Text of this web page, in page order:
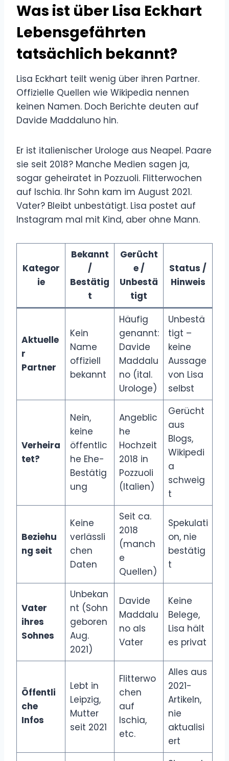
Was ist über Lisa Eckhart
Lebensgefährten
tatsächlich bekannt?
Lisa Eckhart teilt wenig über ihren Partner.
Offizielle Quellen wie Wikipedia nennen
keinen Namen. Doch Berichte deuten auf
Davide Maddaluno hin.
Er ist italienischer Urologe aus Neapel. Paare
sie seit 2018? Manche Medien sagen ja,
sogar geheiratet in Pozzuoli. Flitterwochen
auf Ischia. Ihr Sohn kam im August 2021.
Vater? Bleibt unbestätigt. Lisa postet auf
Instagram mal mit Kind, aber ohne Mann.
Kategor
ie
Bekannt
/
Bestätig
t
Gerücht
e /
Unbestä
tigt
Status /
Hinweis
Aktuelle
r
Partner
Kein
Name
offiziell
bekannt
Häufig
genannt:
Davide
Maddalu
no (ital.
Urologe)
Unbestä
tigt –
keine
Aussage
von Lisa
selbst
Verheira
tet?
Nein,
keine
öffentlic
he Ehe-
Bestätig
ung
Angeblic
he
Hochzeit
2018 in
Pozzuoli
(Italien)
Gerücht
aus
Blogs,
Wikipedi
a
schweig
t
Beziehu
ng seit
Keine
verlässli
chen
Daten
Seit ca.
2018
(manch
e
Quellen)
Spekulati
on, nie
bestätig
t
Vater
ihres
Sohnes
Unbekan
nt (Sohn
geboren
Aug.
2021)
Davide
Maddalu
no als
Vater
Keine
Belege,
Lisa hält
es privat
Öffentli
che
Infos
Lebt in
Leipzig,
Mutter
seit 2021
Flitterwo
chen
auf
Ischia,
etc.
Alles aus
2021-
Artikeln,
nie
aktualisi
ert